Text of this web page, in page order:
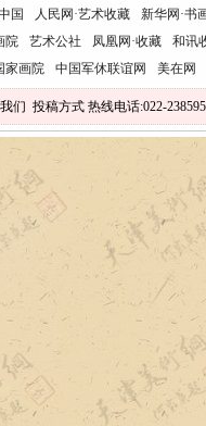
国 人民网·艺术收藏
新华网·书
院 艺术公社 凤凰网·收藏
和讯
家画院 中国军休联谊网 美在网
们 投稿方式 热线电话:022-